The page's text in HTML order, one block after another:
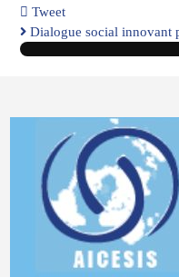
Tweet
pinterest
Dialogue social innovant